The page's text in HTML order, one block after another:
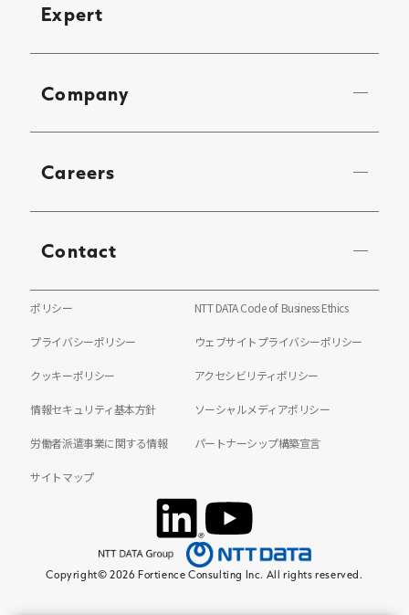
Expert
Company
Careers
Contact
ポリシー NTT DATA Code of Business Ethics
プライバシーポリシー ウェブサイトプライバシーポリシー
クッキーポリシー アクセシビリティポリシー
情報セキュリティ基本方針 ソーシャルメディアポリシー
労働者派遣事業に関する情報 パートナーシップ構築宣言
サイトマップ
Copyright© 2026 Fortience Consulting Inc. All rights reserved.